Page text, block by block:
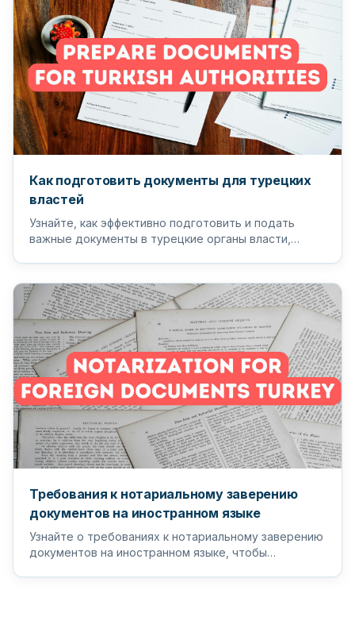
Как подготовить документы для турецких
властей
Узнайте, как эффективно подготовить и подать
важные документы в турецкие органы власти,
Требования к нотариальному заверению
документов на иностранном языке
Узнайте о требованиях к нотариальному заверению
документов на иностранном языке, чтобы